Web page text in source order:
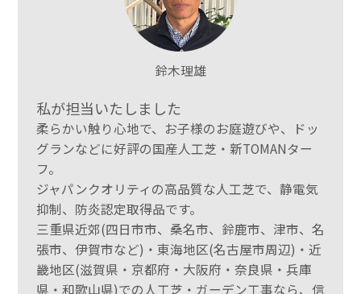
鈴木理雄
私が担当いたしました
柔らかい触り心地で、お子様のお庭遊びや、ドッ
グランなどに好評の国産人工芝・新TOMANター
フ。
ジャパンクオリティの高品質な人工芝で、静電気
抑制、防炎認定取得品です。
三重県近郊(四日市市、桑名市、鈴鹿市、津市、名
張市、伊賀市など)・東海地区(名古屋市周辺)・近
畿地区(滋賀県・京都府・大阪府・奈良県・兵庫
県・和歌山県)での人工芝・ガーデン工事なら、信